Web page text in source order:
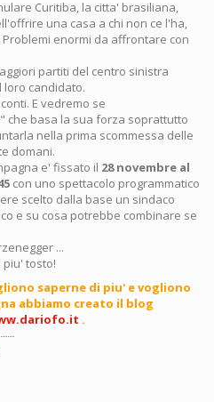
Curitiba, la citta' brasiliana,
una casa a chi non ce l'ha,
enormi da affrontare con
partiti del centro sinistra
loro candidato.
E vedremo se
che basa la sua forza soprattutto
nella prima scommessa delle
domani.
e' fissato il 28 novembre al
con uno spettacolo programmatico
scelto dalla base un sindaco
e su cosa potrebbe combinare se
...
piu' tosto!
saperne di piu' e vogliono
abbiamo creato il blog
.